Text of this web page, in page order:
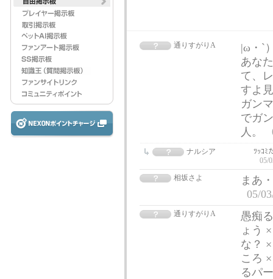
通りすがりA
|ω・`
あな
て、
すよ
ガン
でガ
人。
ナルシア
ﾂｯｺﾐ
05/
相坂さよ
まあ
05/
通りすがりA
愚痴
ょう
な？
ころ
るパ